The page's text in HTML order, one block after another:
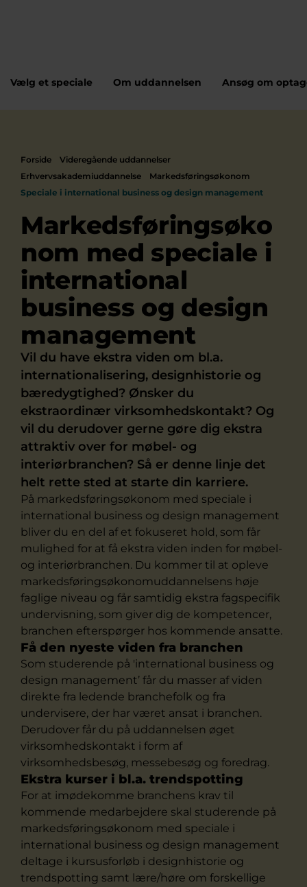
Vælg et speciale Om uddannelsen Ansøg om
Forside
Videregående uddannelser
Erhvervsakademiuddannelse
Markedsføringsøkonom
Speciale i international business og design management
Markedsføringsøko
nom med speciale i
international
business og design
management
Vil du have ekstra viden om bl.a.
internationalisering, designhistorie og
bæredygtighed? Ønsker du
ekstraordinær virksomhedskontakt? Og
vil du derudover gerne gøre dig ekstra
attraktiv over for møbel- og
interiørbranchen? Så er denne linje det
helt rette sted at starte din karriere.
På markedsføringsøkonom med speciale i
international business og design management
bliver du en del af et fokuseret hold, som får
mulighed for at få ekstra viden inden for møbel-
og interiørbranchen. Du kommer til at opleve
markedsføringsøkonomuddannelsens høje
faglige niveau og får samtidig ekstra fagspecifik
undervisning, som giver dig de kompetencer,
branchen efterspørger hos kommende ansatte.
Få den nyeste viden fra branchen
Som studerende på 'international business og
design management’ får du masser af viden
direkte fra ledende branchefolk og fra
undervisere, der har været ansat i branchen.
Derudover får du på uddannelsen øget
virksomhedskontakt i form af
virksomhedsbesøg, messebesøg og foredrag.
Ekstra kurser i bl.a. trendspotting
For at imødekomme branchens krav til
kommende medarbejdere skal studerende på
markedsføringsøkonom med speciale i
international business og design management
deltage i kursusforløb i designhistorie og
trendspotting samt lære/høre om forskellige